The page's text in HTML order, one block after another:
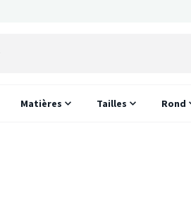
Matières Tailles Rond